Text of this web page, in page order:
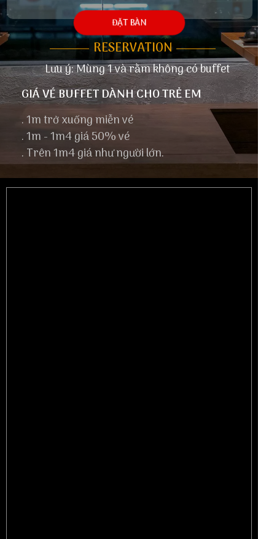
ĐẶT BÀN
. 1m trở xuống miễn vé
. 1m - 1m4 giá 50% vé
. Trên 1m4 giá như người lớn.
GIÁ VÉ BUFFET DÀNH CHO TRẺ EM
Lưu ý: Mùng 1 và rằm không có buffet
RESERVATION